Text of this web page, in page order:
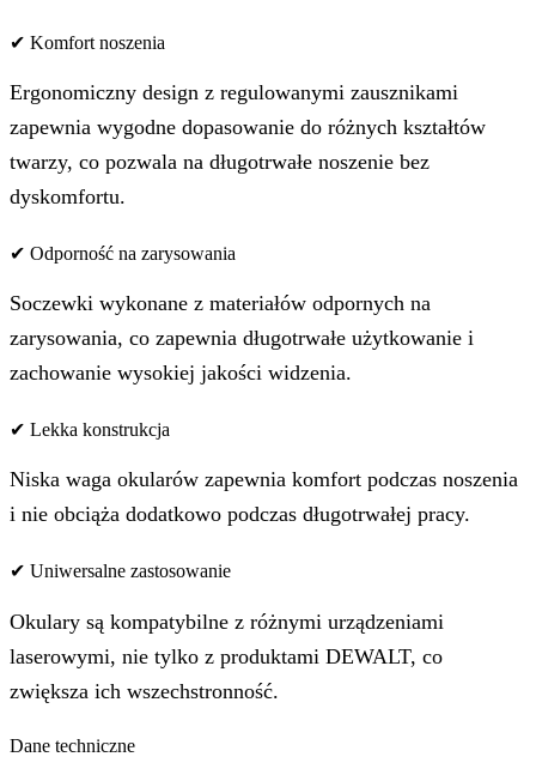
✔ Komfort noszenia
Ergonomiczny design z regulowanymi zausznikami
zapewnia wygodne dopasowanie do różnych kształtów
twarzy, co pozwala na długotrwałe noszenie bez
dyskomfortu.
✔ Odporność na zarysowania
Soczewki wykonane z materiałów odpornych na
zarysowania, co zapewnia długotrwałe użytkowanie i
zachowanie wysokiej jakości widzenia.
✔ Lekka konstrukcja
Niska waga okularów zapewnia komfort podczas noszenia
i nie obciąża dodatkowo podczas długotrwałej pracy.
✔ Uniwersalne zastosowanie
Okulary są kompatybilne z różnymi urządzeniami
laserowymi, nie tylko z produktami DEWALT, co
zwiększa ich wszechstronność.
Dane techniczne